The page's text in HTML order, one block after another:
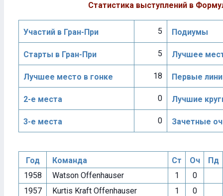
Статистика выступлений в
Участий в Гран-При 5 Подиумы
Старты в Гран-При 5 Лучшее
Лучшее место в гонке 18 Первые
2-е места 0 Лучшие
3-е места 0 Зачетные
Год Команда Ст Оч
Пд
1958
Watson Offenhauser 1
0
1957
Kurtis Kraft Offenhauser 1
0